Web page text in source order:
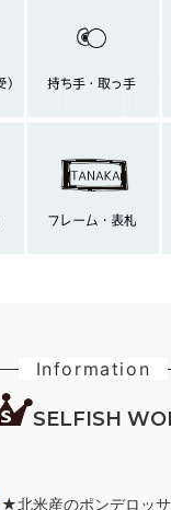
Information
SELFISH
★北米産のポンデロッ